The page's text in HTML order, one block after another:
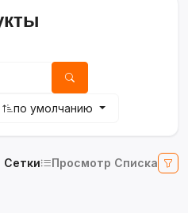
по умолчанию
Сетки Просмотр Списка